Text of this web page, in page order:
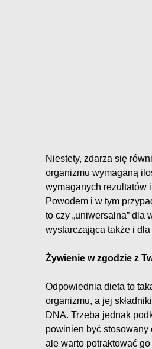
Niestety, zdarza się
organizmu wymaganą
wymaganych rezultatów
Powodem i w tym
to czy „uniwersalna” dla
wystarczająca także i dla
Żywienie w zgodzie z
Odpowiednia dieta to
organizmu, a jej
DNA. Trzeba jednak
powinien być stosowany
ale warto potraktować